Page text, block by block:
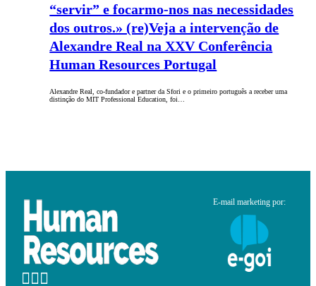
“servir” e focarmo-nos nas necessidades
dos outros.» (re)Veja a intervenção de
Alexandre Real na XXV Conferência
Human Resources Portugal
Alexandre Real, co-fundador e partner da Sfori e o primeiro português a receber uma
distinção do MIT Professional Education, foi…
E-mail marketing por: